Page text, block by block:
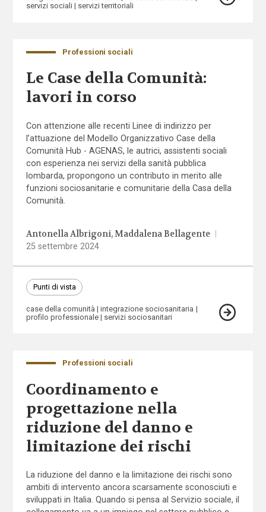
servizi sociali
servizi territoriali
Professioni sociali
Le Case della Comunità:
lavori in corso
Con attenzione alle recenti Linee di indirizzo per
l’attuazione del Modello Organizzativo Case della
Comunità Hub - AGENAS, le autrici, assistenti sociali
con esperienza nei servizi della sanità pubblica
lombarda, propongono un contributo in merito alle
funzioni sociosanitarie e comunitarie della Casa della
Comunità.
Antonella Albrigoni Maddalena Bellagente
25 settembre 2024
Punti di vista
case della comunità
integrazione sociosanitaria
profilo professionale
servizi sociosanitari
Professioni sociali
Coordinamento e
progettazione nella
riduzione del danno e
limitazione dei rischi
La riduzione del danno e la limitazione dei rischi sono
ambiti di intervento ancora scarsamente sconosciuti e
sviluppati in Italia. Quando si pensa al Servizio sociale, il